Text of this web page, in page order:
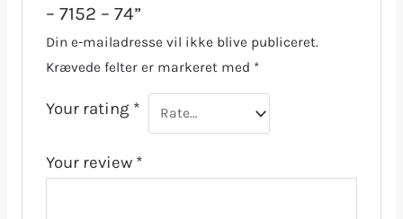
– 7152 – 74”
Din e-mailadresse vil ikke blive publiceret.
Krævede felter er markeret med *
Your rating *
Your review *